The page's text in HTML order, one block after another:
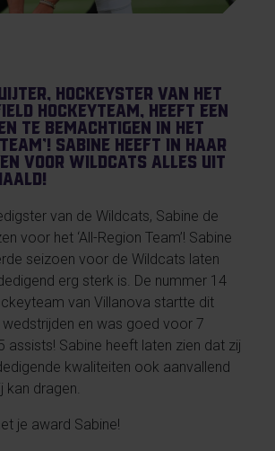
hockeyster van het
hockeyteam, heeft een
te bemachtigen in het
Sabine heeft in haar
voor Wildcats alles uit
van de Wildcats, Sabine de
voor het ‘All-Region Team’! Sabine
seizoen voor de Wildcats laten
erg sterk is. De nummer 14
van Villanova startte dit
en was goed voor 7
assists! Sabine heeft laten zien dat zij
kwaliteiten ook aanvallend
kan dragen.
je award Sabine!